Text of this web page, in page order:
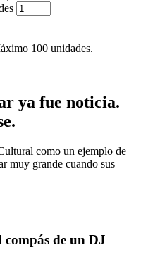
100 unidades.
ya fue noticia.
como un ejemplo de
muy grande cuando sus
de un DJ